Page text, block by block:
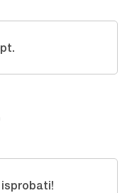
isprobati!